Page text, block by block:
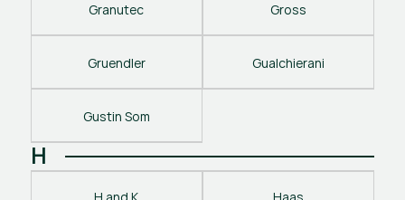
Granutec Gross
Gruendler Gualchierani
Gustin Som
H